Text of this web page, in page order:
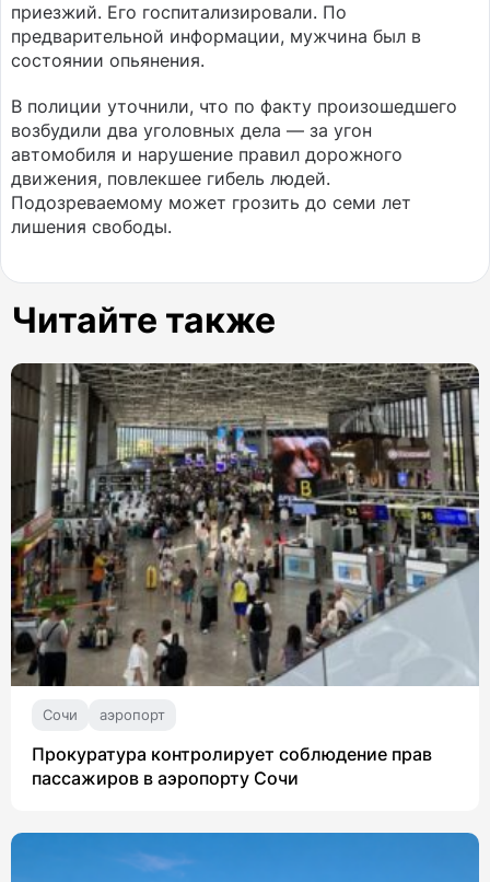
приезжий. Его госпитализировали. По
предварительной информации, мужчина был в
состоянии опьянения.
В полиции уточнили, что по факту произошедшего
возбудили два уголовных дела — за угон
автомобиля и нарушение правил дорожного
движения, повлекшее гибель людей.
Подозреваемому может грозить до семи лет
лишения свободы.
Читайте также
Сочи аэропорт
Прокуратура контролирует соблюдение прав
пассажиров в аэропорту Сочи